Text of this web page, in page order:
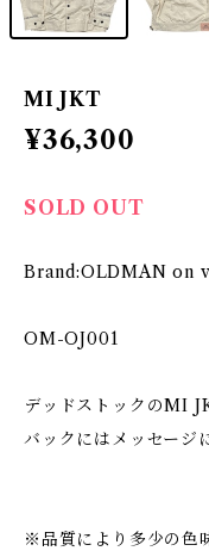
MI JKT
¥36,300
SOLD OUT
Brand:OLDMAN on
OM-OJ001
デッドストックのMI
バックにはメッセージ
※品質により多少の色